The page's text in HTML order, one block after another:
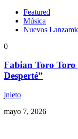
Featured
Música
Nuevos
0
Fabian Toro Toro
Desperté”
jnieto
mayo 7, 2026